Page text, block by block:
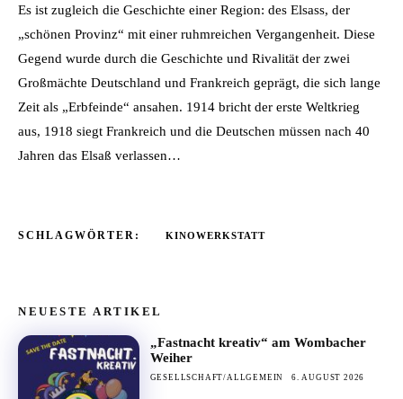
Es ist zugleich die Geschichte einer Region: des Elsass, der
„schönen Provinz“ mit einer ruhmreichen Vergangenheit. Diese
Gegend wurde durch die Geschichte und Rivalität der zwei
Großmächte Deutschland und Frankreich geprägt, die sich lange
Zeit als „Erbfeinde“ ansahen. 1914 bricht der erste Weltkrieg
aus, 1918 siegt Frankreich und die Deutschen müssen nach 40
Jahren das Elsaß verlassen…
SCHLAGWÖRTER: KINOWERKSTATT
NEUESTE ARTIKEL
„Fastnacht kreativ“ am Wombacher
Weiher
GESELLSCHAFT/ALLGEMEIN 6. AUGUST 2026